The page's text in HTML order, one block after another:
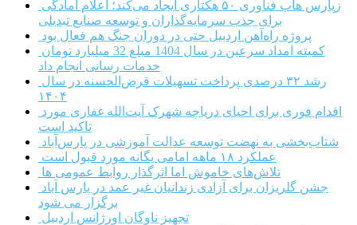
برای جذب سرمایه‌گذاران و توسعه صنایع تبدیلی
پروژه راه‌آهن اردبیل حتی در دوران جنگ هم فعال بود
خدمات رسانی انجام داد
۱۴۰۴
تاکید است
شتاب‌بخشی به نهضت توسعه عدالت آموزشی در پارس‌آباد
عملکرد ۱۸ ماهه امامی یگانه مورد قبول است
تلاش‌های خاموش اما اثرگذار روابط عمومی ها
برگزار می شود
تجهیز ناوگان اورژانس اردبیل